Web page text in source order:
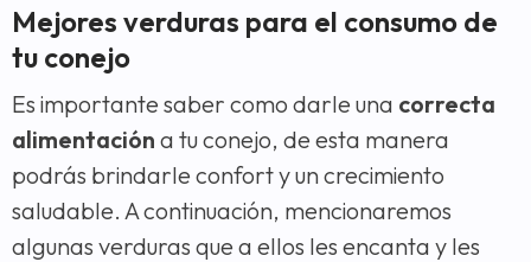
Mejores verduras para el consumo de
tu conejo
Es importante saber como darle una correcta
alimentación a tu conejo, de esta manera
podrás brindarle confort y un crecimiento
saludable. A continuación, mencionaremos
algunas verduras que a ellos les encanta y les